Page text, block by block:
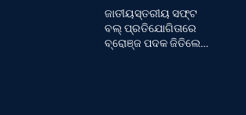
ଜାତୀୟସ୍ତରୀୟ ସଫ୍ଟ
ବଲ୍ ପ୍ରତିଯୋଗିତାରେ
ବ୍ରୋଞ୍ଜ ପଦକ ଜିତିଲେ…